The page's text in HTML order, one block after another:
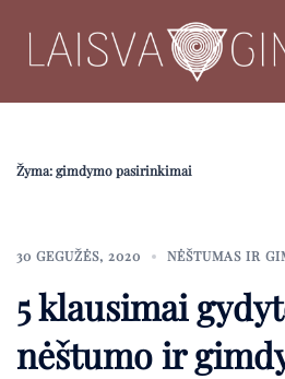
Žyma:gimdymo pasirinkimai
30 GEGUŽĖS, 2020 NĖŠTUMAS IR
5 klausimai
nėštumo ir